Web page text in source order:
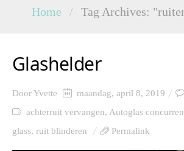
Home / Tag Archives:
Glashelder
DoorYvette maandag, april 8, 2019
achterruit vervangen, Autoglas
glass, ruit blinderen Permalink